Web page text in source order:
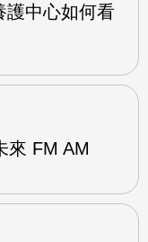
護中心如何看
來 FM AM